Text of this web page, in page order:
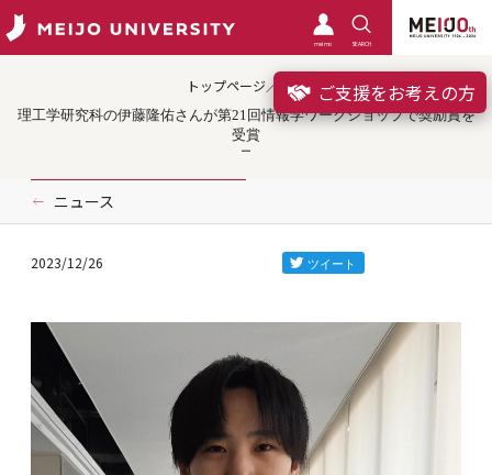
meimo SEARCH
ご支援をお考えの方
トップページ／受賞
理工学研究科の伊藤隆佑さんが第21回情報学ワークショップで奨励賞を
受賞
ニュース
2023/12/26